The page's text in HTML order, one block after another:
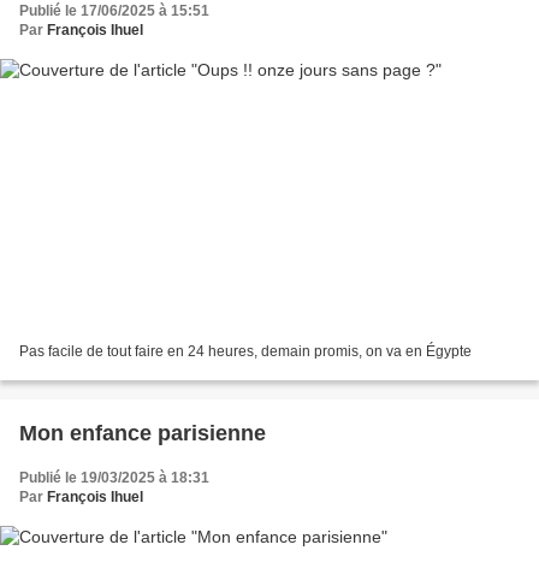
Publié le 17/06/2025 à 15:51
Par François Ihuel
Pas facile de tout faire en 24 heures, demain promis, on va en Égypte
Mon enfance parisienne
Publié le 19/03/2025 à 18:31
Par François Ihuel